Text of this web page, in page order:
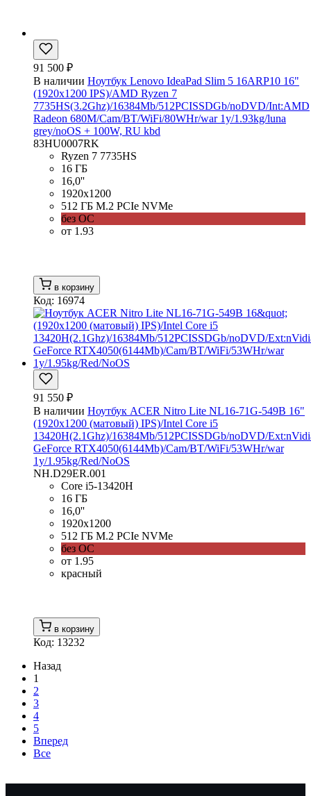
91 500 ₽
В наличии Ноутбук Lenovo IdeaPad Slim 5 16ARP10 16"
(1920x1200 IPS)/AMD Ryzen 7
7735HS(3.2Ghz)/16384Mb/512PCISSDGb/noDVD/Int:AMD
Radeon 680M/Cam/BT/WiFi/80WHr/war 1y/1.93kg/luna
grey/noOS + 100W, RU kbd
83HU0007RK
Ryzen 7 7735HS
16 ГБ
16,0''
1920x1200
512 ГБ M.2 PCIe NVMe
без ОС
от 1.93
в корзину
Код: 16974
91 550 ₽
В наличии Ноутбук ACER Nitro Lite NL16-71G-549B 16"
(1920x1200 (матовый) IPS)/Intel Core i5
13420H(2.1Ghz)/16384Mb/512PCISSDGb/noDVD/
GeForce RTX4050(6144Mb)/Cam/BT/WiFi/53WHr/war
1y/1.95kg/Red/NoOS
NH.D29ER.001
Core i5-13420H
16 ГБ
16,0''
1920x1200
512 ГБ M.2 PCIe NVMe
без ОС
от 1.95
красный
в корзину
Код: 13232
Назад
1
2
3
4
5
Вперед
Все